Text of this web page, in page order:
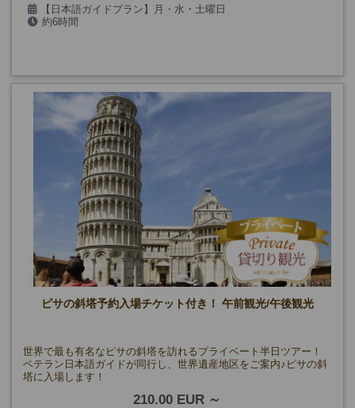
【日本語ガイドプラン】月・水・土曜日
7/23、8/7・20・27、9/3・24、10/1・8・15
約6時間
ピサの斜塔予約入場チケット付き！ 午前観光/午後観光
世界で最も有名なピサの斜塔を訪れるプライベート半日ツアー！
ベテラン日本語ガイドが同行し、世界遺産地区をご案内♪ピサの斜
塔に入場します！
210.00 EUR